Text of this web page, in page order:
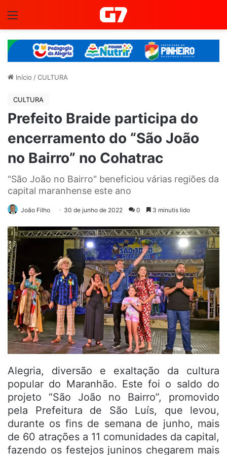
Início /CULTURA
CULTURA
Prefeito Braide participa do
encerramento do “São João
no Bairro” no Cohatrac
"São João no Bairro" beneficiou várias regiões da
capital maranhense este ano
João Filho 30 de junho de 2022 0 3 minutis lido
Alegria, diversão e exaltação da cultura
popular do Maranhão. Este foi o saldo do
projeto “São João no Bairro”, promovido
pela Prefeitura de São Luís, que levou,
durante os fins de semana de junho, mais
de 60 atrações a 11 comunidades da capital,
fazendo os festejos juninos chegarem mais